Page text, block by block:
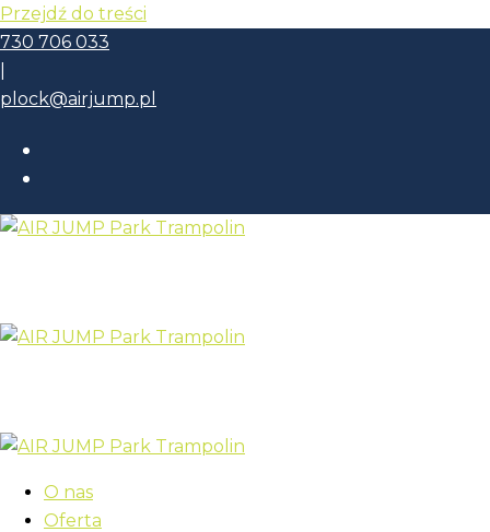
Przejdź do treści
730 706 033
plock@airjump.pl
O nas
Oferta